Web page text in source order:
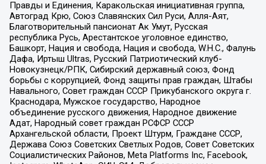
Правды и Единения, Каракольская инициативная группа,
Автоград Крю, Союз Славянских Сил Руси, Алля-Аят,
Благотворительный пансионат Ак Умут, Русская
республика Русь, Арестантское уголовное единство,
Башкорт, Нация и свобода, Нация и свобода, W.H.С., Фалунь
Дафа, Иртыш Ultras, Русский Патриотический клуб-
Новокузнецк/РПК, Сибирский державный союз, Фонд
борьбы с коррупцией, Фонд защиты прав граждан, Штабы
Навального, Совет граждан СССР Прикубанского округа г.
Краснодара, Мужское государство, Народное
объединение русского движения, Народное движение
Адат, Народный совет граждан РСФСР СССР
Архангельской области, Проект Штурм, Граждане СССР,
Держава Союз Советских Светлых Родов, Совет Советских
Социалистических Районов, Meta Platforms Inc, Facebook,